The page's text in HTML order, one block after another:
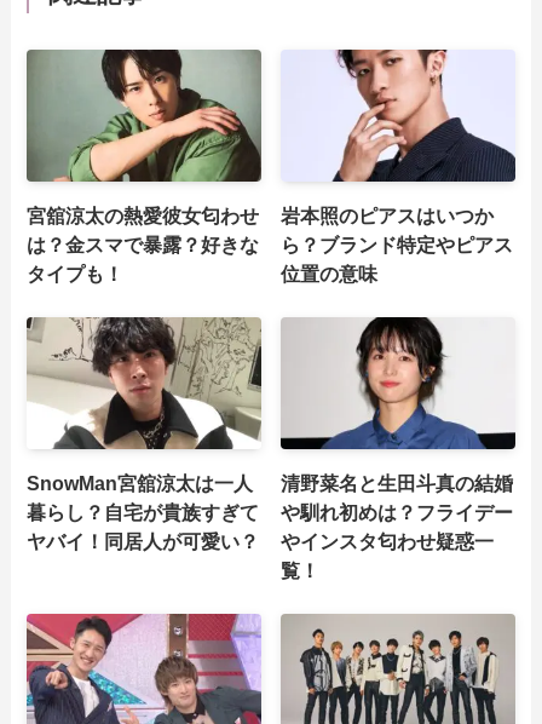
宮舘涼太の熱愛彼女匂わせ
は？金スマで暴露？好きな
タイプも！
岩本照のピアスはいつか
ら？ブランド特定やピアス
位置の意味
SnowMan宮舘涼太は一人
暮らし？自宅が貴族すぎて
ヤバイ！同居人が可愛い？
清野菜名と生田斗真の結婚
や馴れ初めは？フライデー
やインスタ匂わせ疑惑一
覧！